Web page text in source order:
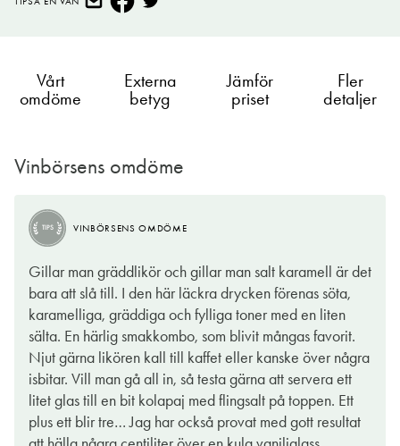
Vårt
omdöme
Externa
betyg
Jämför
priset
Fler
detaljer
Vinbörsens omdöme
TIPS VINBÖRSENS OMDÖME
Gillar man gräddlikör och gillar man salt karamell är det
bara att slå till. I den här läckra drycken förenas söta,
karamelliga, gräddiga och fylliga toner med en liten
sälta. En härlig smakkombo, som blivit mångas favorit.
Njut gärna likören kall till kaffet eller kanske över några
isbitar. Vill man gå all in, så testa gärna att servera ett
litet glas till en bit kolapaj med flingsalt på toppen. Ett
plus ett blir tre… Jag har också provat med gott resultat